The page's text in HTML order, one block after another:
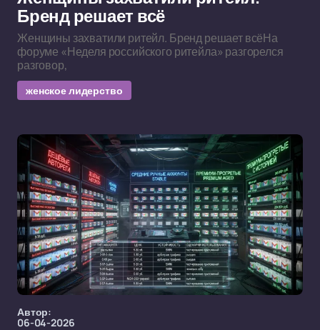
Бренд решает всё
Женщины захватили ритейл. Бренд решает всёНа
форуме «Неделя российского ритейла» разгорелся
разговор,
женское лидерство
Автор:
06-04-2026